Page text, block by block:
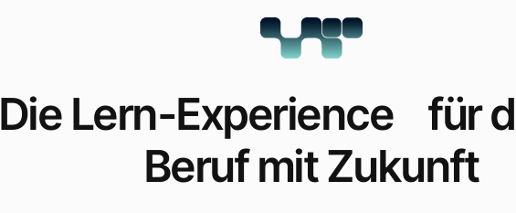
Die Lern-Experience für
Beruf mit Zukunft